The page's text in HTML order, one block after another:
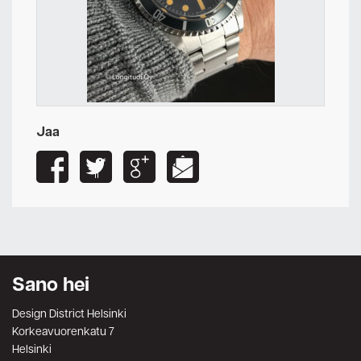
Jaa
Sano hei
Design District Helsinki
Korkeavuorenkatu 7
Helsinki